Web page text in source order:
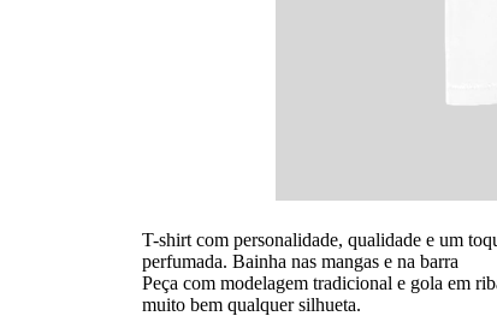
T-shirt com personalidade, qualidade e um
perfumada. Bainha nas mangas e na barra
Peça com modelagem tradicional e gola em
muito bem qualquer silhueta.